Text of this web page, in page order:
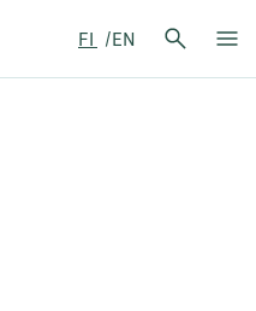
FI EN
Hae: